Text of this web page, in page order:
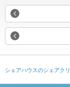
シェアハウスのシェアク